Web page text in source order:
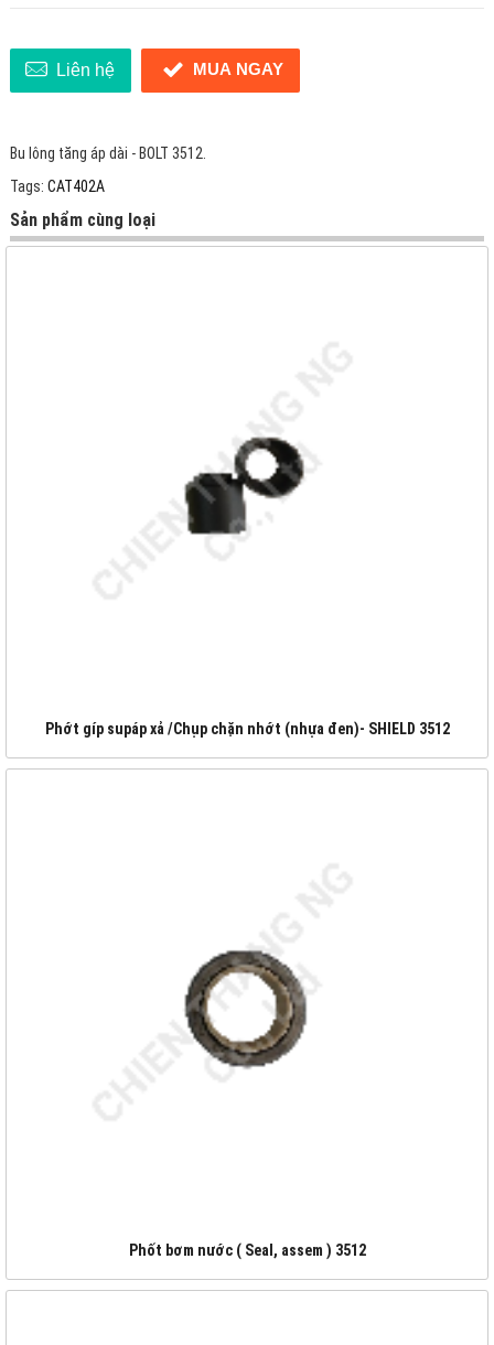
Liên hệ MUA NGAY
Bu lông tăng áp dài - BOLT 3512.
Tags: CAT402A
Sản phẩm cùng loại
Phớt gíp supáp xả /Chụp chặn nhớt (nhựa đen)- SHIELD 3512
Phốt bơm nước ( Seal, assem ) 3512